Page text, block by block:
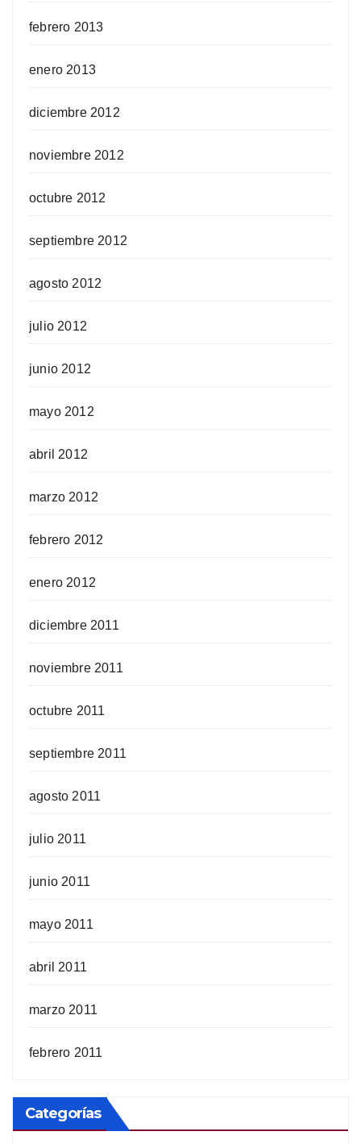
febrero 2013
enero 2013
diciembre 2012
noviembre 2012
octubre 2012
septiembre 2012
agosto 2012
julio 2012
junio 2012
mayo 2012
abril 2012
marzo 2012
febrero 2012
enero 2012
diciembre 2011
noviembre 2011
octubre 2011
septiembre 2011
agosto 2011
julio 2011
junio 2011
mayo 2011
abril 2011
marzo 2011
febrero 2011
Categorías